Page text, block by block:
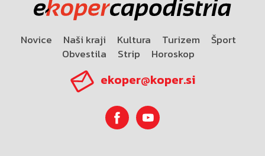
Novice Naši kraji Kultura Turizem
Šport
Obvestila
Strip Horoskop
ekoper@koper.si